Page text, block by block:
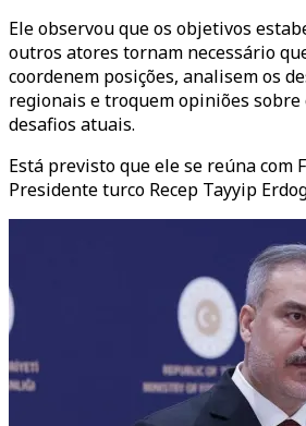
Ele observou que os objetivos
outros atores tornam necessário
coordenem posições, analisem os
regionais e troquem opiniões
desafios atuais.
Está previsto que ele se reúna com
Presidente turco Recep Tayyip